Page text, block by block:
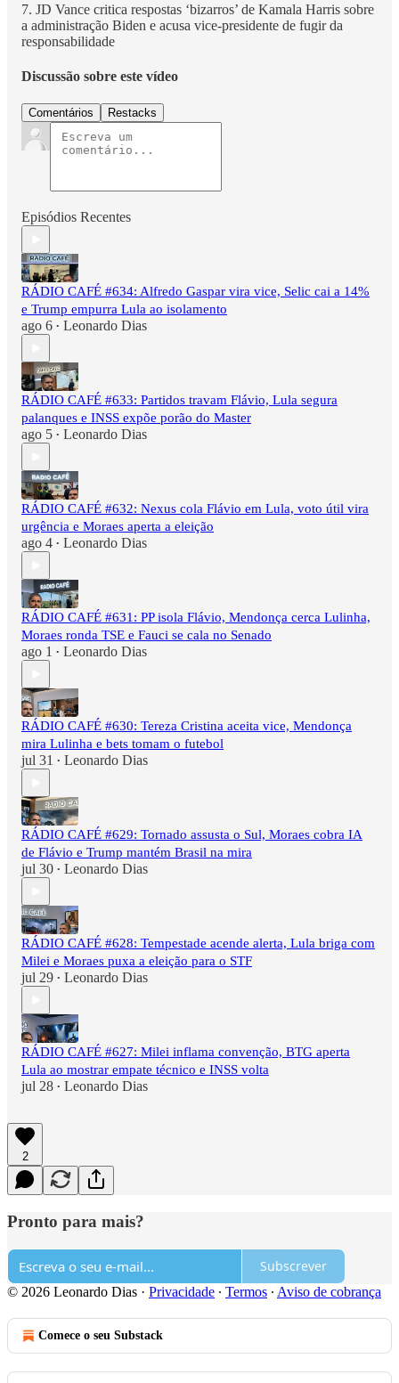
7. JD Vance critica respostas ‘bizarros’ de Kamala Harris sobre
a administração Biden e acusa vice-presidente de fugir da
responsabilidade
Discussão sobre este vídeo
Comentários Restacks
Episódios Recentes
RÁDIO CAFÉ #634: Alfredo Gaspar vira vice, Selic cai a 14%
e Trump empurra Lula ao isolamento
ago 6 • Leonardo Dias
RÁDIO CAFÉ #633: Partidos travam Flávio, Lula segura
palanques e INSS expõe porão do Master
ago 5 • Leonardo Dias
RÁDIO CAFÉ #632: Nexus cola Flávio em Lula, voto útil vira
urgência e Moraes aperta a eleição
ago 4 • Leonardo Dias
RÁDIO CAFÉ #631: PP isola Flávio, Mendonça cerca Lulinha,
Moraes ronda TSE e Fauci se cala no Senado
ago 1 • Leonardo Dias
RÁDIO CAFÉ #630: Tereza Cristina aceita vice, Mendonça
mira Lulinha e bets tomam o futebol
jul 31 • Leonardo Dias
RÁDIO CAFÉ #629: Tornado assusta o Sul, Moraes cobra IA
de Flávio e Trump mantém Brasil na mira
jul 30 • Leonardo Dias
RÁDIO CAFÉ #628: Tempestade acende alerta, Lula briga com
Milei e Moraes puxa a eleição para o STF
jul 29 • Leonardo Dias
RÁDIO CAFÉ #627: Milei inflama convenção, BTG aperta
Lula ao mostrar empate técnico e INSS volta
jul 28 • Leonardo Dias
2
Pronto para mais?
Subscrever
© 2026 Leonardo Dias · Privacidade ∙ Termos ∙ Aviso de cobrança
Comece o seu Substack